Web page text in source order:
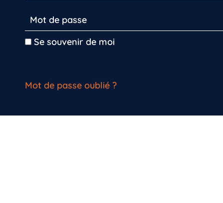
Se souvenir de moi
Mot de passe oublié ?